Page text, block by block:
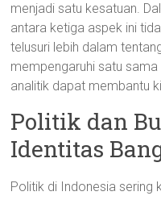
menjadi satu kesatuan.
antara ketiga aspek ini
telusuri lebih dalam
mempengaruhi satu
analitik dapat membantu
Politik dan
Identitas
Politik di Indonesia sering